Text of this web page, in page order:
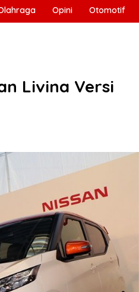
Opini Otomotif
Livina Versi